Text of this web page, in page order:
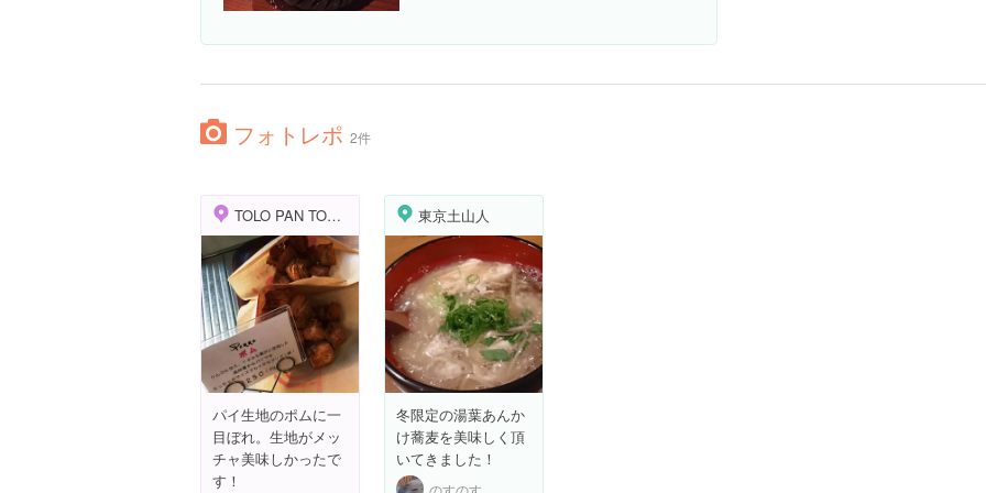
フォトレポ 2件
TOLO PAN TOKYO
パイ生地のポムに一
目ぼれ。生地がメッ
チャ美味しかったで
す！
東京土山人
冬限定の湯葉あんか
け蕎麦を美味しく頂
いてきました！